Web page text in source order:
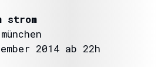
strom
2014 ab 22h